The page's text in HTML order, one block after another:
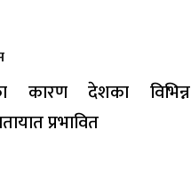
कारण देशका विभिन्न
प्रभावित